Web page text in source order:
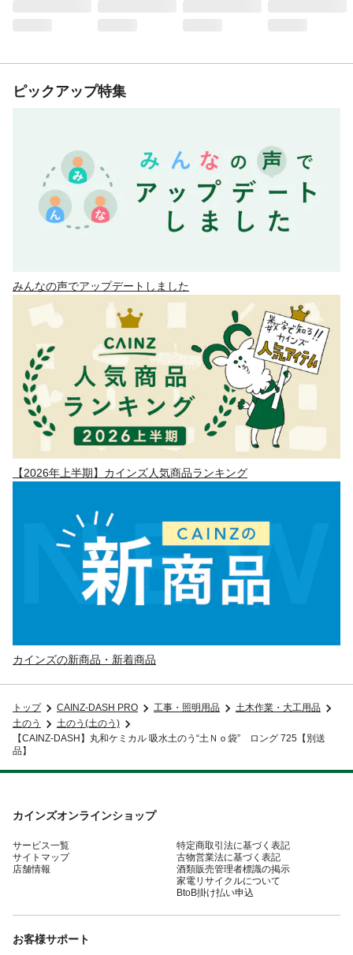
ピックアップ特集
みんなの声でアップデートしました
【2026年上半期】カインズ人気商品ランキング
カインズの新商品・新着商品
トップ CAINZ-DASH PRO 工事・照明用品
土木作業・大工用品
土のう
土のう(土のう)
【CAINZ-DASH】丸和ケミカル 吸水土のう“土Ｎｏ袋” ロング 725【別送
品】
カインズオンラインショップ
サービス一覧
サイトマップ
店舗情報
特定商取引法に基づく表記
古物営業法に基づく表記
酒類販売管理者標識の掲示
家電リサイクルについて
BtoB掛け払い申込
お客様サポート